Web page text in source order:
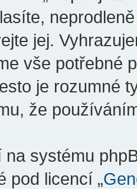
jej.
vše potřebné
je rozumné
že
na systému
pod licencí „